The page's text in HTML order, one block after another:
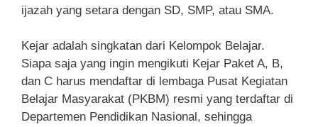
ijazah yang setara dengan SD, SMP, atau SMA.
Kejar adalah singkatan dari Kelompok Belajar.
Siapa saja yang ingin mengikuti Kejar Paket A, B,
dan C harus mendaftar di lembaga Pusat Kegiatan
Belajar Masyarakat (PKBM) resmi yang terdaftar di
Departemen Pendidikan Nasional, sehingga